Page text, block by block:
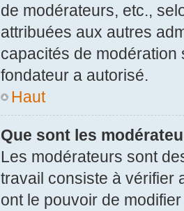
de modérateurs, etc.,
attribuées aux autres
capacités de modération
fondateur a autorisé.
Haut
Que sont les
Les modérateurs sont
travail consiste à vérifier
ont le pouvoir de